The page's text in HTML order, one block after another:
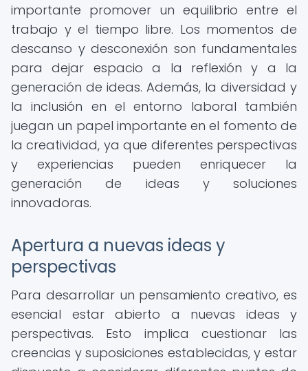
importante promover un equilibrio entre el
trabajo y el tiempo libre. Los momentos de
descanso y desconexión son fundamentales
para dejar espacio a la reflexión y a la
generación de ideas. Además, la diversidad y
la inclusión en el entorno laboral también
juegan un papel importante en el fomento de
la creatividad, ya que diferentes perspectivas
y experiencias pueden enriquecer la
generación de ideas y soluciones
innovadoras.
Apertura a nuevas ideas y
perspectivas
Para desarrollar un pensamiento creativo, es
esencial estar abierto a nuevas ideas y
perspectivas. Esto implica cuestionar las
creencias y suposiciones establecidas, y estar